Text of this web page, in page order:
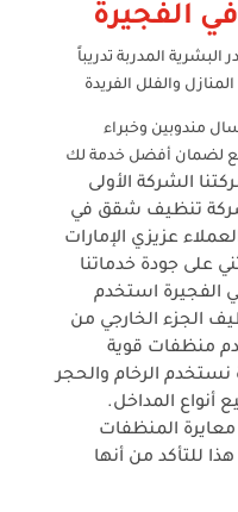
الفجيرة
المدربة تدريباً
والفلل الفريدة
مندوبين وخبراء
لضمان أفضل خدمة لك
الشركة الأولى
شركة تنظيف شقق في
عزيزي الإمارات
على جودة خدماتنا
الفجيرة استخدم
الجزء الخارجي من
منظفات قوية
نستخدم الرخام والحجر
أنواع المداخل.
معايرة المنظفات
هذا للتأكد من أنها